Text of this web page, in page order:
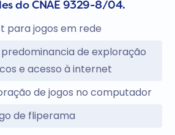
do CNAE 9329-8/04.
para jogos em rede
de exploração
e acesso à internet
de jogos no computador
de fliperama